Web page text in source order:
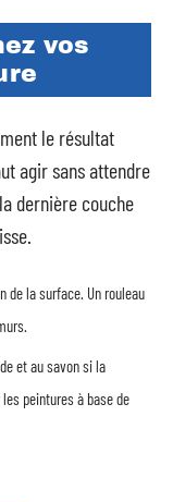
vos
le résultat
agir sans attendre
dernière couche
de la surface. Un rouleau
et au savon si la
peintures à base de